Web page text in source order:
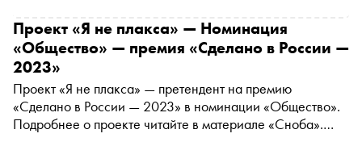
экспертного совета, специалисты по устойчивому
развитию бизнеса из разных отраслей, встретились,
чтобы обсудить актуальный контекст повестки
устойчивого развития. Дискуссию модерировали
генеральный директор Better Владлен Заморский и
генеральный директор «Сноба» Марина Геворкян
Проект «Я не плакса» — Номинация
«Общество» — премия «Сделано в России —
2023»
Проект «Я не плакса» — претендент на премию
«Сделано в России — 2023» в номинации «Общество».
Подробнее о проекте читайте в материале «Сноба».